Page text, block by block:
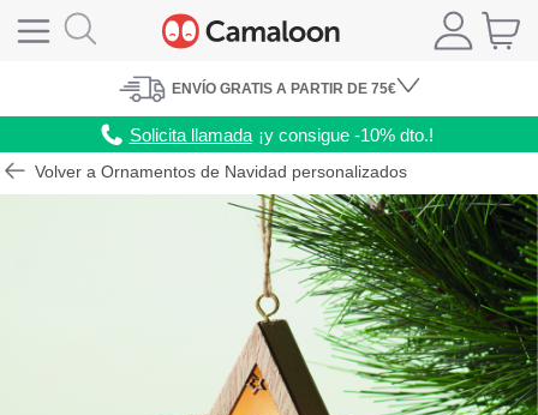
ENVÍO GRATIS A PARTIR DE 75€
Solicita llamada ¡y consigue -10% dto.!
Volver a Ornamentos de Navidad personalizados